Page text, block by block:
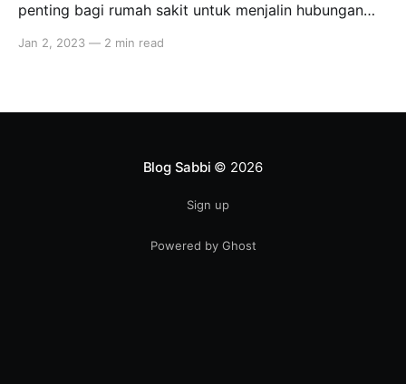
penting bagi rumah sakit untuk menjalin hubungan
itu, rumah sakit juga harus memastikan kualitas
Jan 2, 2023 — 2 min read
Blog Sabbi © 2026
Sign up
Powered by Ghost